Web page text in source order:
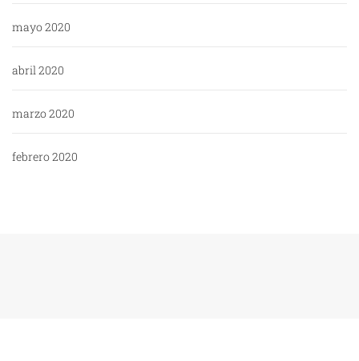
mayo 2020
abril 2020
marzo 2020
febrero 2020